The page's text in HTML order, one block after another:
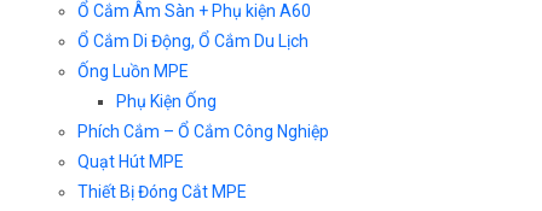
Ổ Cắm Âm Sàn + Phụ kiện A60
Ổ Cắm Di Động, Ổ Cắm Du Lịch
Ống Luồn MPE
Phụ Kiện Ống
Phích Cắm – Ổ Cắm Công Nghiệp
Quạt Hút MPE
Thiết Bị Đóng Cắt MPE